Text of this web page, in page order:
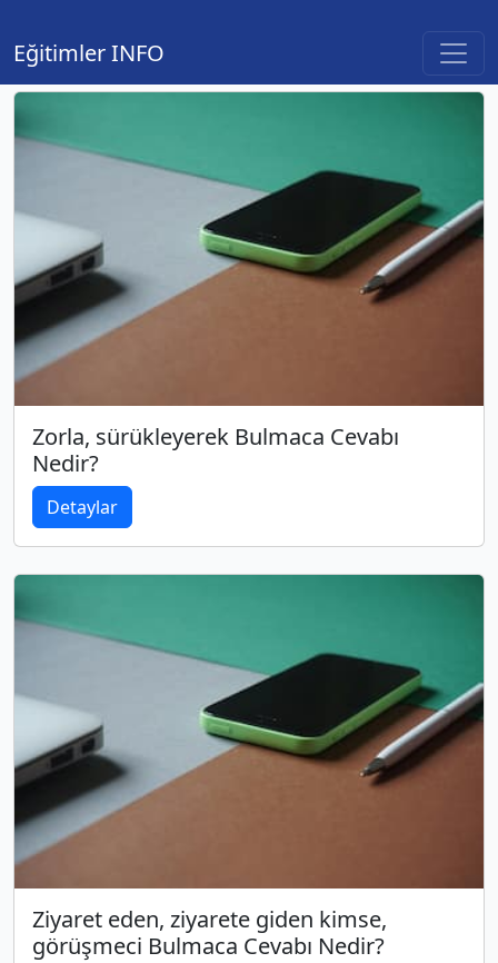
Eğitimler INFO
Son Bulmaca Konuları
Zorla, sürükleyerek Bulmaca Cevabı
Nedir?
Detaylar
Ziyaret eden, ziyarete giden kimse,
görüşmeci Bulmaca Cevabı Nedir?